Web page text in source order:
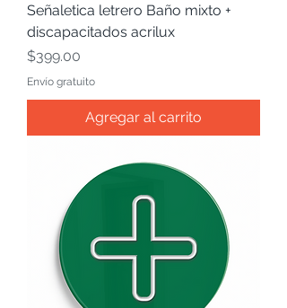
Señaletica letrero Baño mixto +
discapacitados acrilux
Precio
$399.00
Envío gratuito
Agregar al carrito